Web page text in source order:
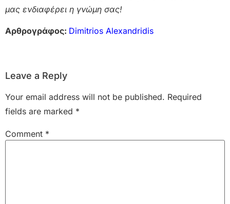
μας ενδιαφέρει η γνώμη σας!
Αρθρογράφος: Dimitrios Alexandridis
Leave a Reply
Your email address will not be published. Required
fields are marked *
Comment *